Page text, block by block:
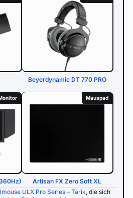
Beyerdynamic DT 770 PRO
Mauspad
Artisan FX Zero Soft XL
ULX Pro Series – Tarik , die sich